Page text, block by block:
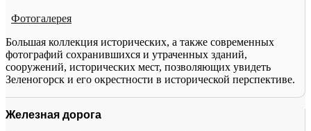
Фотогалерея
Большая коллекция исторических, а также современных
фотографий сохранившихся и утраченных зданий,
сооружений, исторических мест, позволяющих увидеть
Зеленогорск и его окрестности в исторической перспективе.
Железная дорога